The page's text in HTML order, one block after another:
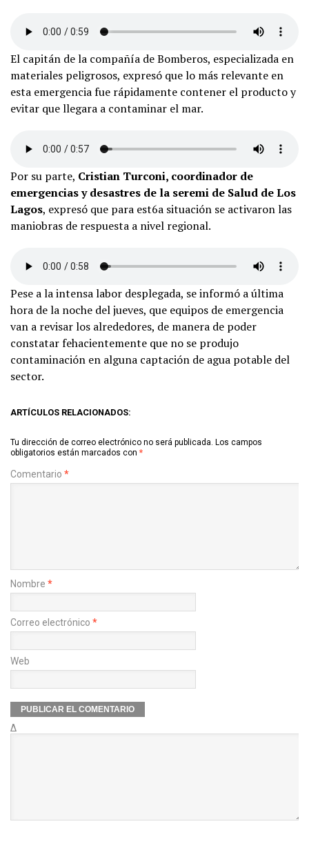
El capitán de la compañía de Bomberos, especializada en
materiales peligrosos, expresó que lo más relevante en
esta emergencia fue rápidamente contener el producto y
evitar que llegara a contaminar el mar.
Por su parte, Cristian Turconi, coordinador de
emergencias y desastres de la seremi de Salud de Los
Lagos, expresó que para est6a situación se activaron las
maniobras de respuesta a nivel regional.
Pese a la intensa labor desplegada, se informó a última
hora de la noche del jueves, que equipos de emergencia
van a revisar los alrededores, de manera de poder
constatar fehacientemente que no se produjo
contaminación en alguna captación de agua potable del
sector.
ARTÍCULOS RELACIONADOS:
Tu dirección de correo electrónico no será publicada. Los campos
obligatorios están marcados con *
Comentario *
Nombre *
Correo electrónico *
Web
Δ